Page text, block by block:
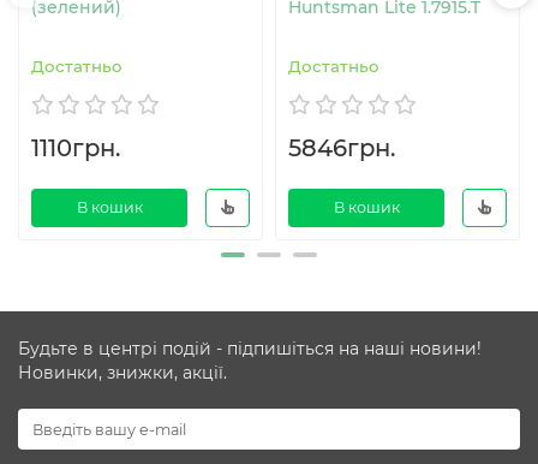
(зелений)
Достатньо
1110грн.
В кошик
Huntsman Lite 1.7915.T
Достатньо
5846грн.
В кошик
Будьте в центрі подій - підпишіться на наші новини!
Новинки, знижки, акції.